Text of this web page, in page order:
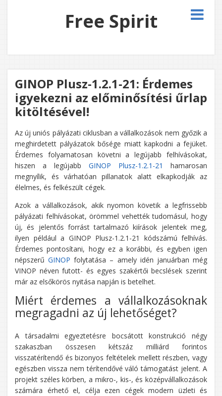
Free Spirit
GINOP Plusz-1.2.1-21: Érdemes
igyekezni az előminősítési űrlap
kitöltésével!
Az új uniós pályázati ciklusban a vállalkozások nem győzik a
meghirdetett pályázatok bősége miatt kapkodni a fejüket.
Érdemes folyamatosan követni a legújabb felhívásokat,
hiszen a legújabb GINOP Plusz-1.2.1-21
hamarosan
megnyílik, és várhatóan pillanatok alatt elkapkodják az
élelmes, és felkészült cégek.
Azok a vállalkozások, akik nyomon követik a legfrissebb
pályázati felhívásokat, örömmel vehették tudomásul, hogy
új, és jelentős forrást tartalmazó kiírások jelentek meg,
ilyen például a GINOP Plusz-1.2.1-21 kódszámú felhívás.
Érdemes pontosítani, hogy ez a korábbi, és egyben igen
népszerűGINOP folytatása – amely idén januárban még
VINOP néven futott- és egyes szakértői becslések szerint
már az elsőkörös nyitása napján is betelhet.
Miért érdemes a vállalkozásoknak
megragadni az új lehetőséget?
A társadalmi egyeztetésre bocsátott konstrukció négy
szakaszban összesen kétszáz milliárd forintos
visszatérítendő és bizonyos feltételek mellett részben, vagy
egészben vissza nem térítendővé váló támogatást jelent. A
projekt széles körben, a mikro-, kis-, és középvállalkozások
számára érhető el, célja ezen cégek modern üzleti és